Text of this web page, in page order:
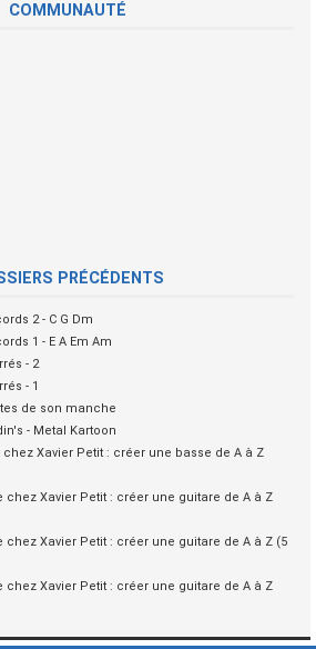
COMMUNAUTÉ
PRÉCÉDENTS
2 - C G Dm
1 - E A Em Am
- 2
- 1
de son manche
- Metal Kartoon
Xavier Petit : créer une basse de A à Z
chez Xavier Petit : créer une guitare de A à Z
chez Xavier Petit : créer une guitare de A à Z (5
chez Xavier Petit : créer une guitare de A à Z